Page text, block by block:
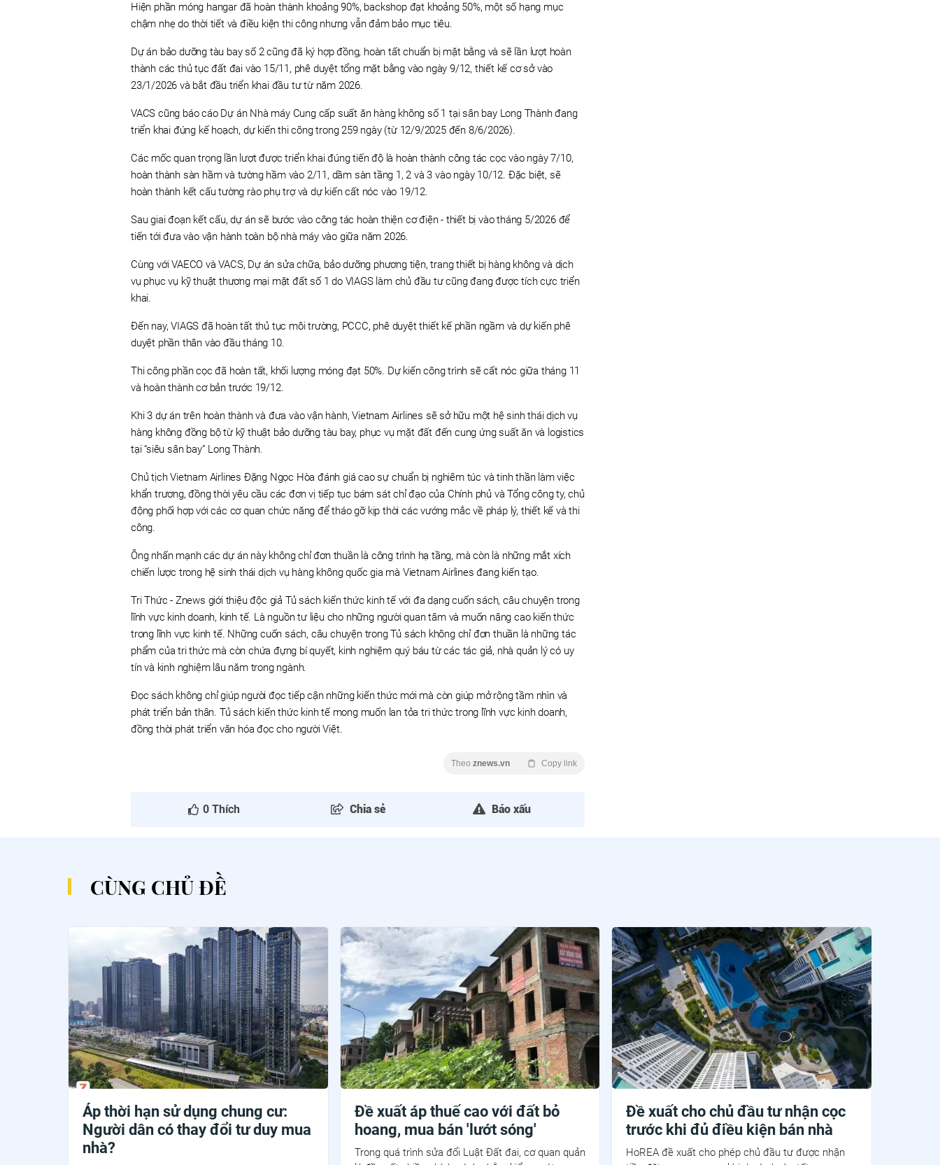
Hiện phần móng hangar đã hoàn thành khoảng 90%, backshop đạt khoảng 50%, một số hạng mục
chậm nhẹ do thời tiết và điều kiện thi công nhưng vẫn đảm bảo mục tiêu.
Dự án bảo dưỡng tàu bay số 2 cũng đã ký hợp đồng, hoàn tất chuẩn bị mặt bằng và sẽ lần lượt hoàn
thành các thủ tục đất đai vào 15/11, phê duyệt tổng mặt bằng vào ngày 9/12, thiết kế cơ sở vào
23/1/2026 và bắt đầu triển khai đầu tư từ năm 2026.
VACS cũng báo cáo Dự án Nhà máy Cung cấp suất ăn hàng không số 1 tại sân bay Long Thành đang
triển khai đúng kế hoạch, dự kiến thi công trong 259 ngày (từ 12/9/2025 đến 8/6/2026).
Các mốc quan trọng lần lượt được triển khai đúng tiến độ là hoàn thành công tác cọc vào ngày 7/10,
hoàn thành sàn hầm và tường hầm vào 2/11, dầm sàn tầng 1, 2 và 3 vào ngày 10/12. Đặc biệt, sẽ
hoàn thành kết cấu tường rào phụ trợ và dự kiến cất nóc vào 19/12.
Sau giai đoạn kết cấu, dự án sẽ bước vào công tác hoàn thiện cơ điện - thiết bị vào tháng 5/2026 để
tiến tới đưa vào vận hành toàn bộ nhà máy vào giữa năm 2026.
Cùng với VAECO và VACS, Dự án sửa chữa, bảo dưỡng phương tiện, trang thiết bị hàng không và dịch
vụ phục vụ kỹ thuật thương mại mặt đất số 1 do VIAGS làm chủ đầu tư cũng đang được tích cực triển
khai.
Đến nay, VIAGS đã hoàn tất thủ tục môi trường, PCCC, phê duyệt thiết kế phần ngầm và dự kiến phê
duyệt phần thân vào đầu tháng 10.
Thi công phần cọc đã hoàn tất, khối lượng móng đạt 50%. Dự kiến công trình sẽ cất nóc giữa tháng 11
và hoàn thành cơ bản trước 19/12.
Khi 3 dự án trên hoàn thành và đưa vào vận hành, Vietnam Airlines sẽ sở hữu một hệ sinh thái dịch vụ
hàng không đồng bộ từ kỹ thuật bảo dưỡng tàu bay, phục vụ mặt đất đến cung ứng suất ăn và logistics
tại “siêu sân bay” Long Thành.
Chủ tịch Vietnam Airlines Đặng Ngọc Hòa đánh giá cao sự chuẩn bị nghiêm túc và tinh thần làm việc
khẩn trương, đồng thời yêu cầu các đơn vị tiếp tục bám sát chỉ đạo của Chính phủ và Tổng công ty, chủ
động phối hợp với các cơ quan chức năng để tháo gỡ kịp thời các vướng mắc về pháp lý, thiết kế và thi
công.
Ông nhấn mạnh các dự án này không chỉ đơn thuần là công trình hạ tầng, mà còn là những mắt xích
chiến lược trong hệ sinh thái dịch vụ hàng không quốc gia mà Vietnam Airlines đang kiến tạo.
Tri Thức - Znews giới thiệu độc giả Tủ sách kiến thức kinh tế với đa dạng cuốn sách, câu chuyện trong
lĩnh vực kinh doanh, kinh tế. Là nguồn tư liệu cho những người quan tâm và muốn nâng cao kiến thức
trong lĩnh vực kinh tế. Những cuốn sách, câu chuyện trong Tủ sách không chỉ đơn thuần là những tác
phẩm của tri thức mà còn chứa đựng bí quyết, kinh nghiệm quý báu từ các tác giả, nhà quản lý có uy
tín và kinh nghiệm lâu năm trong ngành.
Đọc sách không chỉ giúp người đọc tiếp cận những kiến thức mới mà còn giúp mở rộng tầm nhìn và
phát triển bản thân. Tủ sách kiến thức kinh tế mong muốn lan tỏa tri thức trong lĩnh vực kinh doanh,
đồng thời phát triển văn hóa đọc cho người Việt.
Theoznews.vn Copy link
0Thích Chia sẻ Báo xấu
CÙNG CHỦ ĐỀ
Áp thời hạn sử dụng chung cư:
Người dân có thay đổi tư duy mua
nhà?
Đề xuất áp thuế cao với đất bỏ
hoang, mua bán 'lướt sóng'
Trong quá trình sửa đổi Luật Đất đai, cơ quan quản
Đề xuất cho chủ đầu tư nhận cọc
trước khi đủ điều kiện bán nhà
HoREA đề xuất cho phép chủ đầu tư được nhận